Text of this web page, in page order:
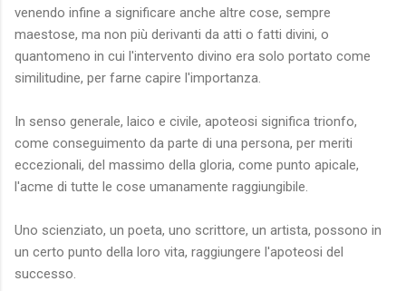
venendo infine a significare anche altre cose, sempre
maestose, ma non più derivanti da atti o fatti divini, o
quantomeno in cui l'intervento divino era solo portato come
similitudine, per farne capire l'importanza.
In senso generale, laico e civile, apoteosi significa trionfo,
come conseguimento da parte di una persona, per meriti
eccezionali, del massimo della gloria, come punto apicale,
l'acme di tutte le cose umanamente raggiungibile.
Uno scienziato, un poeta, uno scrittore, un artista, possono in
un certo punto della loro vita, raggiungere l'apoteosi del
successo.